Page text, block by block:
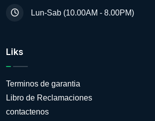
Lun-Sab (10.00AM - 8.00PM)
Liks
Terminos de garantia
Libro de Reclamaciones
contactenos